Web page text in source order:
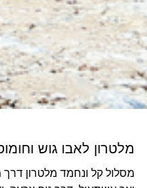
מלטרון לאבו גוש